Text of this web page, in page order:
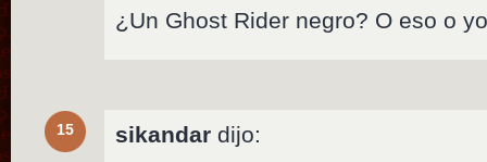
¿Un Ghost Rider negro? O eso o
15 sikandar dijo: